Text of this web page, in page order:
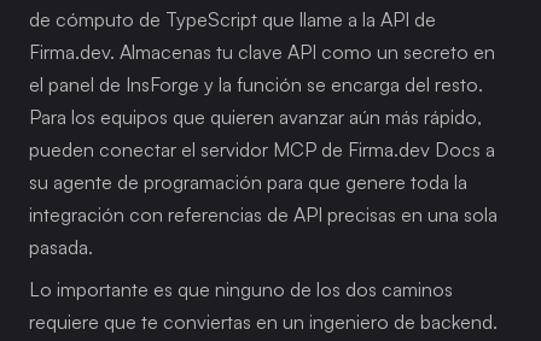
de cómputo de TypeScript que llame a la API de
Firma.dev. Almacenas tu clave API como un secreto en
el panel de InsForge y la función se encarga del resto.
Para los equipos que quieren avanzar aún más rápido,
pueden conectar el servidor MCP de Firma.dev Docs a
su agente de programación para que genere toda la
integración con referencias de API precisas en una sola
pasada.
Lo importante es que ninguno de los dos caminos
requiere que te conviertas en un ingeniero de backend.